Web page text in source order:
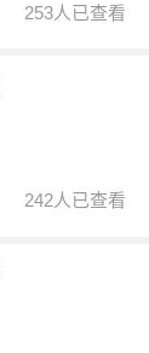
253人已查看
242人已查看